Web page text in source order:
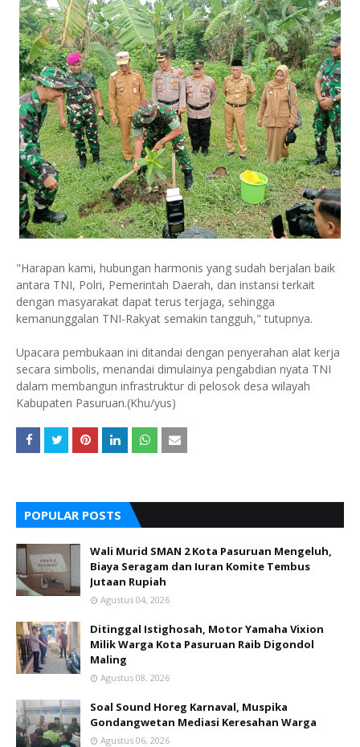
"Harapan kami, hubungan harmonis yang sudah berjalan baik
antara TNI, Polri, Pemerintah Daerah, dan instansi terkait
dengan masyarakat dapat terus terjaga, sehingga
kemanunggalan TNI-Rakyat semakin tangguh," tutupnya.
Upacara pembukaan ini ditandai dengan penyerahan alat kerja
secara simbolis, menandai dimulainya pengabdian nyata TNI
dalam membangun infrastruktur di pelosok desa wilayah
Kabupaten Pasuruan.(Khu/yus)
POPULAR POSTS
Wali Murid SMAN 2 Kota Pasuruan Mengeluh,
Biaya Seragam dan Iuran Komite Tembus
Jutaan Rupiah
Agustus 04, 2026
Ditinggal Istighosah, Motor Yamaha Vixion
Milik Warga Kota Pasuruan Raib Digondol
Maling
Agustus 08, 2026
Soal Sound Horeg Karnaval, Muspika
Gondangwetan Mediasi Keresahan Warga
Agustus 06, 2026